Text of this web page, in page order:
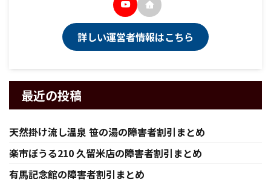
詳しい運営者情報はこちら
最近の投稿
天然掛け流し温泉 笹の湯の障害者割引まとめ
楽市ぼうる210 久留米店の障害者割引まとめ
有馬記念館の障害者割引まとめ